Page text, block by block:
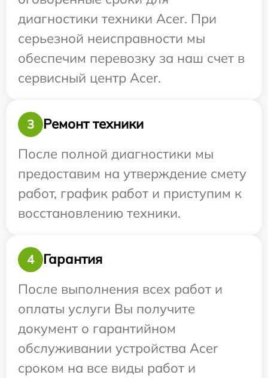
диагностики техники Acer. При
серьезной неисправности мы
обеспечим перевозку за наш счет в
сервисный центр Acer.
3
Ремонт техники
После полной диагностики мы
предоставим на утверждение смету
работ, график работ и приступим к
восстановлению техники.
4
Гарантия
После выполнения всех работ и
оплаты услуги Вы получите
документ о гарантийном
обслуживании устройства Acer
сроком на все виды работ и